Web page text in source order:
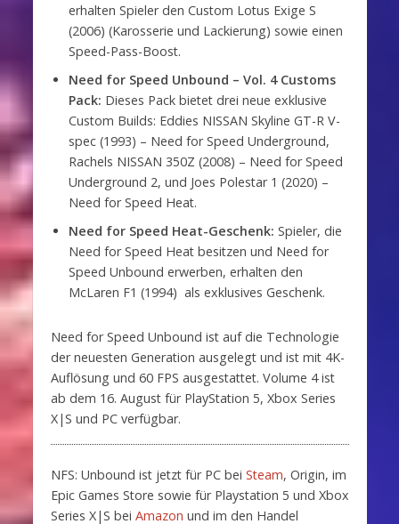
erhalten Spieler den Custom Lotus Exige S
(2006) (Karosserie und Lackierung) sowie einen
Speed-Pass-Boost.
Need for Speed Unbound – Vol. 4 Customs
Pack: Dieses Pack bietet drei neue exklusive
Custom Builds: Eddies NISSAN Skyline GT-R V-
spec (1993) – Need for Speed Underground,
Rachels NISSAN 350Z (2008) – Need for Speed
Underground 2, und Joes Polestar 1 (2020) –
Need for Speed Heat.
Need for Speed Heat-Geschenk: Spieler, die
Need for Speed Heat besitzen und Need for
Speed Unbound erwerben, erhalten den
McLaren F1 (1994) als exklusives Geschenk.
Need for Speed Unbound ist auf die Technologie
der neuesten Generation ausgelegt und ist mit 4K-
Auflösung und 60 FPS ausgestattet. Volume 4 ist
ab dem 16. August für PlayStation 5, Xbox Series
X|S und PC verfügbar.
NFS: Unbound ist jetzt für PC bei Steam, Origin, im
Epic Games Store sowie für Playstation 5 und Xbox
Series X|S bei Amazon und im den Handel